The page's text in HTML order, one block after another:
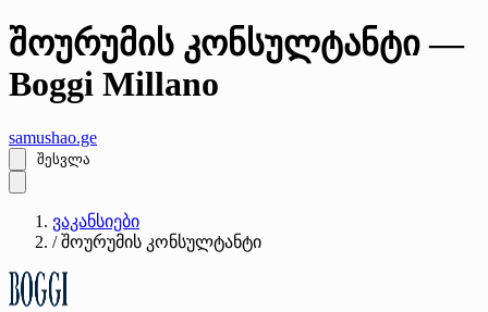
შოურუმის კონსულტანტი —
Boggi Millano
samushao.ge
შესვლა
ვაკანსიები
/ შოურუმის კონსულტანტი